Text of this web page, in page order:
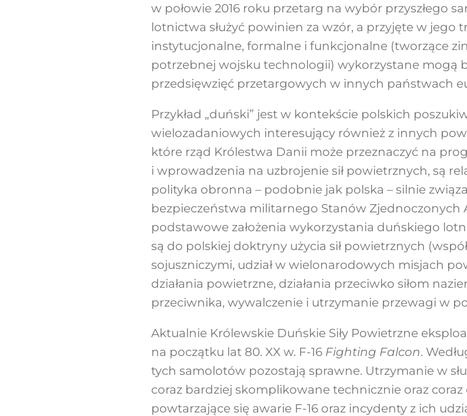
w połowie 2016 roku przetarg na wybór przyszłego
lotnictwa służyć powinien za wzór, a przyjęte w jego
instytucjonalne, formalne i funkcjonalne (tworzące
potrzebnej wojsku technologii) wykorzystane mogą
przedsięwzięć przetargowych w innych państwach
Przykład „duński” jest w kontekście polskich
wielozadaniowych interesujący również z innych
które rząd Królestwa Danii może przeznaczyć na
i wprowadzenia na uzbrojenie sił powietrznych, są
polityka obronna – podobnie jak polska – silnie
bezpieczeństwa militarnego Stanów Zjednoczonych
podstawowe założenia wykorzystania duńskiego
są do polskiej doktryny użycia sił powietrznych
sojuszniczymi, udział w wielonarodowych misjach
działania powietrzne, działania przeciwko siłom
przeciwnika, wywalczenie i utrzymanie przewagi w
Aktualnie Królewskie Duńskie Siły Powietrzne
na początku lat 80. XX w. F-16 Fighting Falcon.
tych samolotów pozostają sprawne. Utrzymanie w
coraz bardziej skomplikowane technicznie oraz coraz
powtarzające się awarie F-16 oraz incydenty z ich